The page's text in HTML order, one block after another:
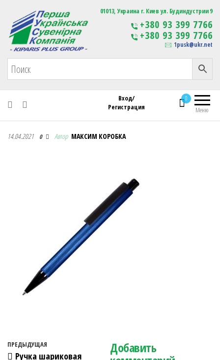
Первая Украинская Сувенирная Компания Изготовление
сувенирной продукции
с логотипом
01013, Украина г. Киев ул. Будиндустрии 9
+380 93 399 7766
+380 93 399 7766
1pusk@ukr.net
Меню
0
Вход/
Регистрация
Первая Украинская Сувенирная Компания
14.04.2021 0 Автор МАКСИМ КОРОБКА
Навигация по записям
Предыдущая запись
ПРЕДЫДУЩАЯ
Ручка шариковая
Добавить